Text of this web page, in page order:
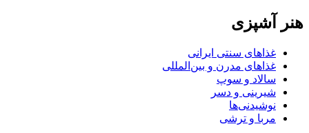
هنر آشپزی
غذاهای سنتی ایرانی
غذاهای مدرن و بین‌المللی
سالاد و سوپ
شیرینی و دسر
نوشیدنی‌ها
مربا و ترشی